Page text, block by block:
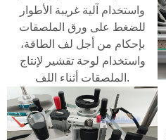
واستخدام آلية غريبة الأطوار
للضغط على ورق الملصقات
بإحكام من أجل لف الطاقة،
واستخدام لوحة تقشير لإنتاج
الملصقات أثناء اللف.